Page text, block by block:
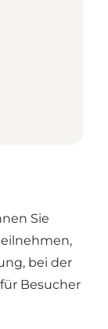
Sie
bei der
Besucher